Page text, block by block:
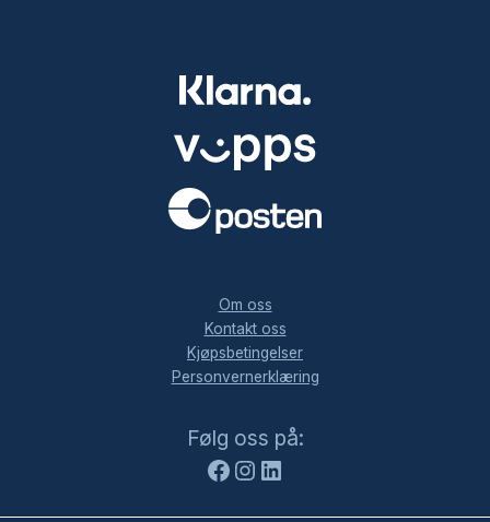
Om oss
Kontakt oss
Kjøpsbetingelser
Personvernerklæring
Følg oss på:
Facebook
Instagram
LinkedIn